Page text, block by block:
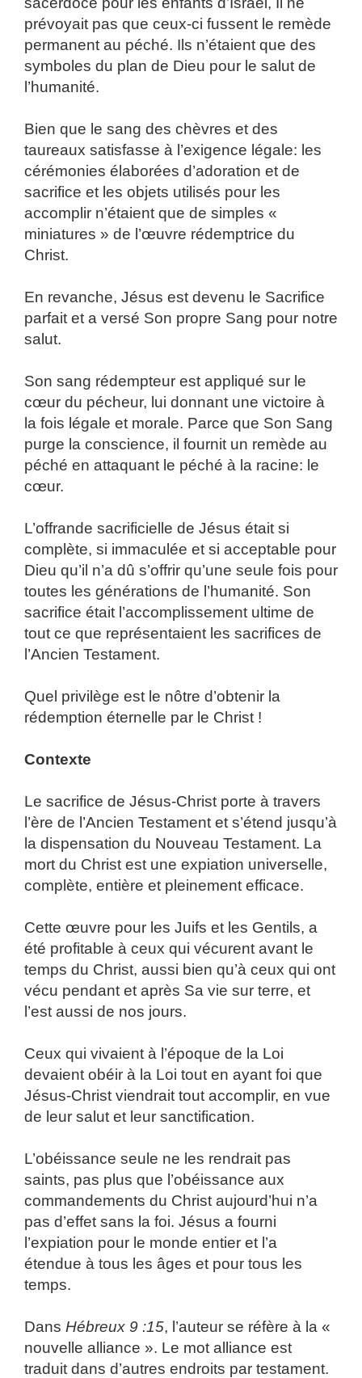
prévoyait pas que ceux-ci fussent le remède
permanent au péché. Ils n’étaient que des
symboles du plan de Dieu pour le salut de
l’humanité.
Bien que le sang des chèvres et des
taureaux satisfasse à l’exigence légale: les
cérémonies élaborées d’adoration et de
sacrifice et les objets utilisés pour les
accomplir n’étaient que de simples «
miniatures » de l’œuvre rédemptrice du
Christ.
En revanche, Jésus est devenu le Sacrifice
parfait et a versé Son propre Sang pour notre
salut.
Son sang rédempteur est appliqué sur le
cœur du pécheur, lui donnant une victoire à
la fois légale et morale. Parce que Son Sang
purge la conscience, il fournit un remède au
péché en attaquant le péché à la racine: le
cœur.
L’offrande sacrificielle de Jésus était si
complète, si immaculée et si acceptable pour
Dieu qu’il n’a dû s’offrir qu’une seule fois pour
toutes les générations de l’humanité. Son
sacrifice était l’accomplissement ultime de
tout ce que représentaient les sacrifices de
l’Ancien Testament.
Quel privilège est le nôtre d’obtenir la
rédemption éternelle par le Christ !
Contexte
Le sacrifice de Jésus-Christ porte à travers
l’ère de l’Ancien Testament et s’étend jusqu’à
la dispensation du Nouveau Testament. La
mort du Christ est une expiation universelle,
complète, entière et pleinement efficace.
Cette œuvre pour les Juifs et les Gentils, a
été profitable à ceux qui vécurent avant le
temps du Christ, aussi bien qu’à ceux qui ont
vécu pendant et après Sa vie sur terre, et
l’est aussi de nos jours.
Ceux qui vivaient à l’époque de la Loi
devaient obéir à la Loi tout en ayant foi que
Jésus-Christ viendrait tout accomplir, en vue
de leur salut et leur sanctification.
L’obéissance seule ne les rendrait pas
saints, pas plus que l’obéissance aux
commandements du Christ aujourd’hui n’a
pas d’effet sans la foi. Jésus a fourni
l’expiation pour le monde entier et l’a
étendue à tous les âges et pour tous les
temps.
Dans Hébreux 9 :15, l’auteur se réfère à la «
nouvelle alliance ». Le mot alliance est
traduit dans d’autres endroits par testament.